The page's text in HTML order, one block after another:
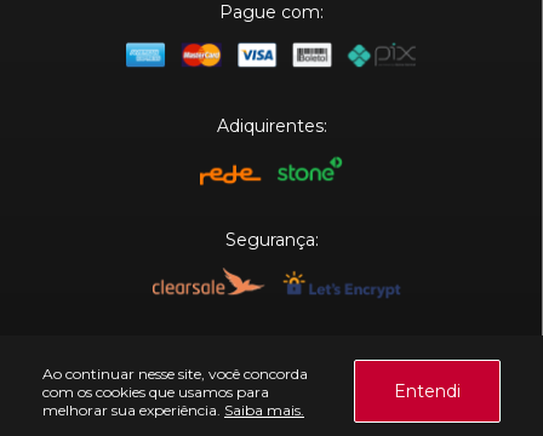
Ao continuar nesse site, você concorda
com os cookies que usamos para
melhorar sua experiência. Saiba mais.
Entendi
Pague com:
Adiquirentes:
Segurança: